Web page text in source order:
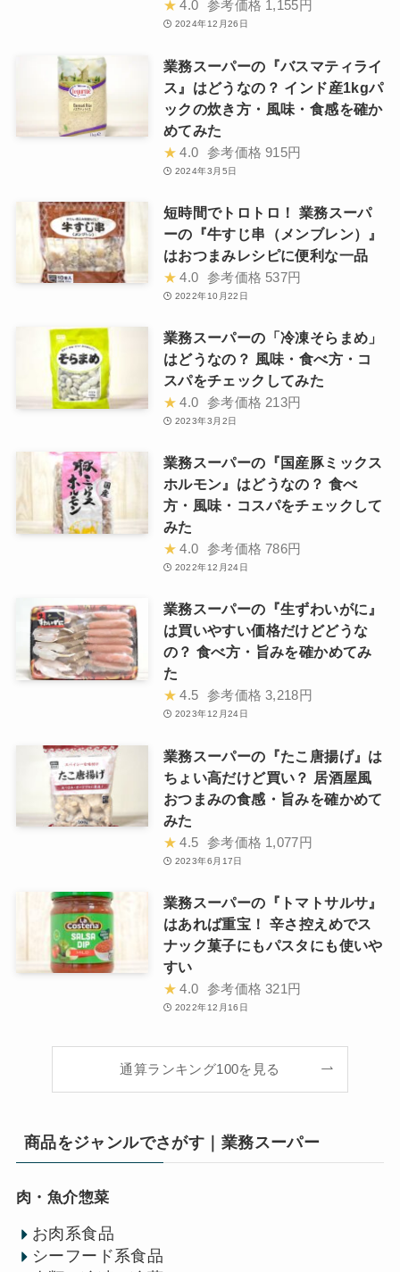
★ 4.0 参考価格 1,155円
2024年12月26日
業務スーパーの『バスマティライ
ス』はどうなの？ インド産1kgパ
ックの炊き方・風味・食感を確か
めてみた
★ 4.0 参考価格 915円
2024年3月5日
短時間でトロトロ！ 業務スーパ
ーの『牛すじ串（メンブレン）』
はおつまみレシピに便利な一品
★ 4.0 参考価格 537円
2022年10月22日
業務スーパーの「冷凍そらまめ」
はどうなの？ 風味・食べ方・コ
スパをチェックしてみた
★ 4.0 参考価格 213円
2023年3月2日
業務スーパーの『国産豚ミックス
ホルモン』はどうなの？ 食べ
方・風味・コスパをチェックして
みた
★ 4.0 参考価格 786円
2022年12月24日
業務スーパーの『生ずわいがに』
は買いやすい価格だけどどうな
の？ 食べ方・旨みを確かめてみ
た
★ 4.5 参考価格 3,218円
2023年12月24日
業務スーパーの『たこ唐揚げ』は
ちょい高だけど買い？ 居酒屋風
おつまみの食感・旨みを確かめて
みた
★ 4.5 参考価格 1,077円
2023年6月17日
業務スーパーの『トマトサルサ』
はあれば重宝！ 辛さ控えめでス
ナック菓子にもパスタにも使いや
すい
★ 4.0 参考価格 321円
2022年12月16日
通算ランキング100を見る
商品をジャンルでさがす｜業務スーパー
肉・魚介惣菜
お肉系食品
シーフード系食品